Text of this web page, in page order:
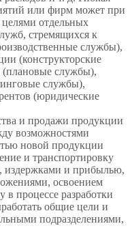
или фирм может при
отдельных
стремящихся к
службы),
(конструкторские
(плановые службы),
службы),
(юридические
и продажи продукции
возможностями
новой продукции
и транспортировку
издержками и прибылью,
освоением
процессе разработки
общие цели и
подразделениями,